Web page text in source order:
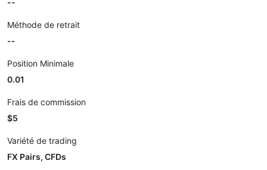
--
Méthode de retrait
--
Position Minimale
0.01
Frais de commission
$5
Variété de trading
FX Pairs, CFDs